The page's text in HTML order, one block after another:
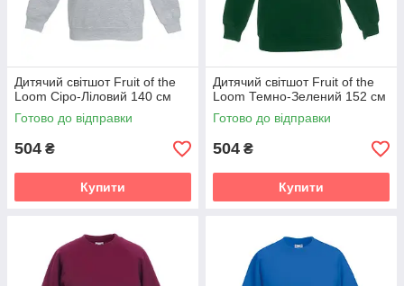
Дитячий світшот Fruit of the
Loom Сіро-Ліловий 140 см
Готово до відправки
504 ₴
Купити
Дитячий світшот Fruit of the
Loom Темно-Зелений 152 см
Готово до відправки
504 ₴
Купити